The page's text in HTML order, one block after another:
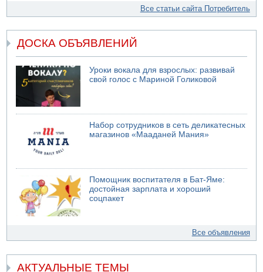
Все статьи сайта Потребитель
ДОСКА ОБЪЯВЛЕНИЙ
Уроки вокала для взрослых: развивай
свой голос с Мариной Голиковой
Набор сотрудников в сеть деликатесных
магазинов «Мааданей Мания»
Помощник воспитателя в Бат-Яме:
достойная зарплата и хороший
соцпакет
Все объявления
АКТУАЛЬНЫЕ ТЕМЫ